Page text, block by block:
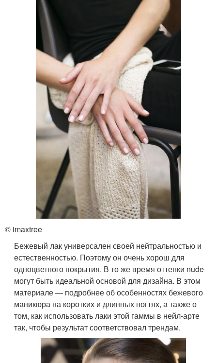
© imaxtree
Бежевый лак универсален своей нейтральностью и
естественностью. Поэтому он очень хорош для
одноцветного покрытия. В то же время оттенки nude
могут быть идеальной основой для дизайна. В этом
материале — подробнее об особенностях бежевого
маникюра на коротких и длинных ногтях, а также о
том, как использовать лаки этой гаммы в нейл-арте
так, чтобы результат соответствовал трендам.